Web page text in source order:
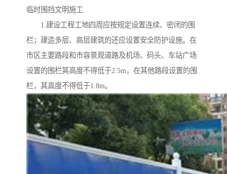
临时围挡文明施工
1.建设工程工地四周应按规定设置连续、密闭的围
栏；建造多层、高层建筑的还应设置安全防护设施。在
市区主要路段和市容景观道路及机场、码头、车站广场
设置的围栏其高度不得低于2.5m，在其他路段设置的围
栏，其高度不得低于1.8m。